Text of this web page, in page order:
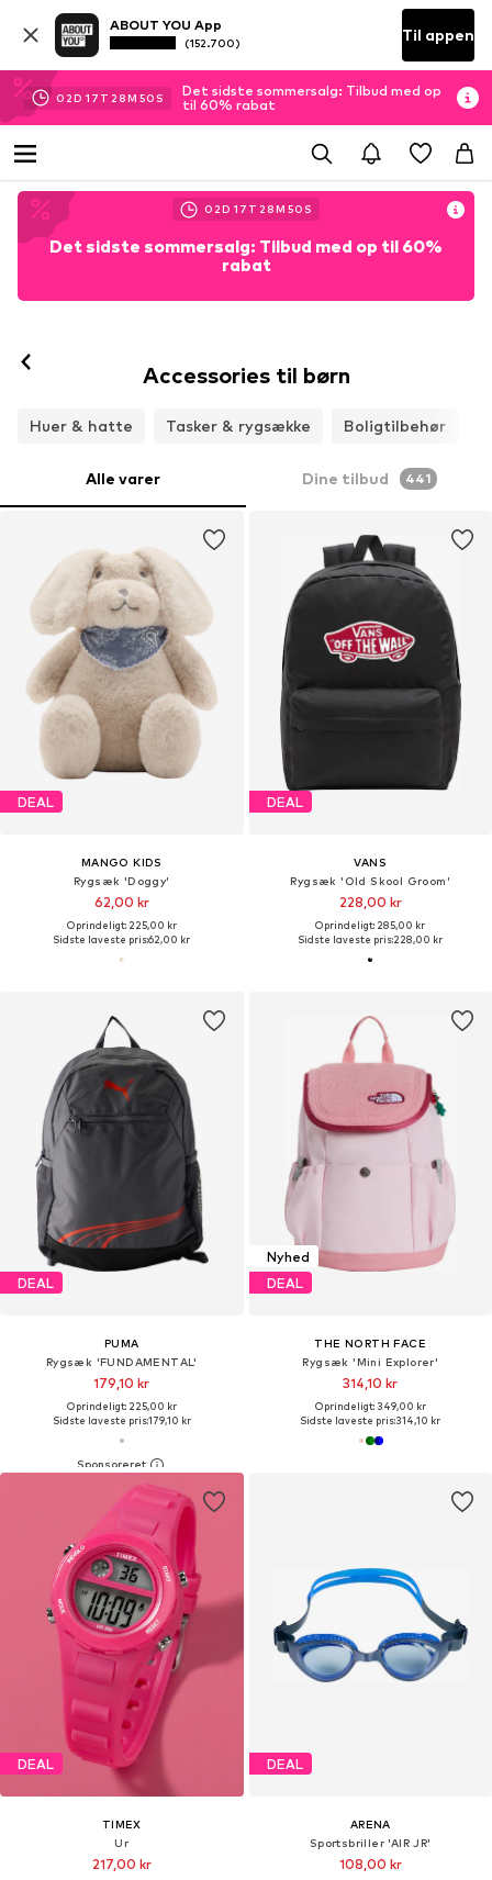
ABOUT YOU App
(152.700) Til appen
02D 17 T 28M 48 S
Det sidste sommersalg: Tilbud med op
til 60% rabat
02D 17 T 28M 48 S
Det sidste sommersalg: Tilbud med op til 60%
rabat
Accessories til børn
Huer & hatte Tasker & rygsække Boligtilbehør
Alle varer Dine tilbud 441
DEAL
MANGO KIDS
Rygsæk 'Doggy'
62,00 kr
Oprindeligt: 225,00 kr
Sidste laveste pris:62,00 kr
DEAL
VANS
Rygsæk 'Old Skool Groom'
228,00 kr
Oprindeligt: 285,00 kr
Sidste laveste pris:228,00 kr
DEAL
PUMA
Rygsæk 'FUNDAMENTAL'
179,10 kr
Oprindeligt: 225,00 kr
Sidste laveste pris:179,10 kr
Nyhed
DEAL
THE NORTH FACE
Rygsæk 'Mini Explorer'
314,10 kr
Oprindeligt: 349,00 kr
Sidste laveste pris:314,10 kr
DEAL
TIMEX
Ur
217,00 kr
DEAL
ARENA
Sportsbriller 'AIR JR'
108,00 kr